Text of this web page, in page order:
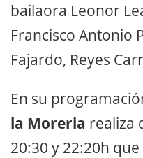
bailaora Leonor
Francisco Antonio
Fajardo, Reyes
En su
la Moreria realiza
20:30 y 22:20h